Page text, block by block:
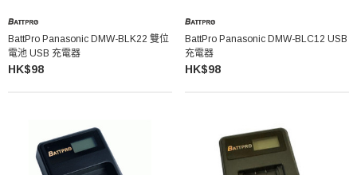
BattPro Panasonic DMW-BLK22 雙位
電池 USB 充電器
HK$98
BattPro Panasonic DMW-BLC12 USB
充電器
HK$98